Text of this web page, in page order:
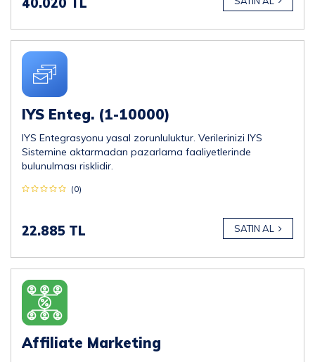
IYS Enteg. (1-10000)
IYS Entegrasyonu yasal zorunluluktur. Verilerinizi IYS
Sistemine aktarmadan pazarlama faaliyetlerinde
bulunulması risklidir.
(0)
22.885 TL SATIN AL
Affiliate Marketing